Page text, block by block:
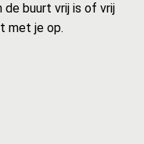
de buurt vrij is of vrij
met je op.